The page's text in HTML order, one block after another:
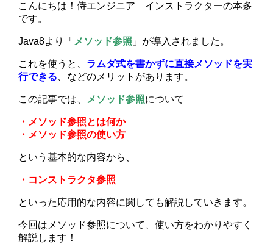
こんにちは！侍エンジニア インストラクターの本多
です。
Java8より「 メソッド参照 」が導入されました。
これを使うと、 ラムダ式を書かずに直接メソッドを実
行できる 、などのメリットがあります。
この記事では、 メソッド参照について
・メソッド参照とは何か
・メソッド参照の使い方
という基本的な内容から、
・コンストラクタ参照
といった応用的な内容に関しても解説していきます。
今回はメソッド参照について、使い方をわかりやすく
解説します！